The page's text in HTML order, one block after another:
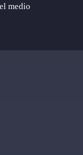
medio